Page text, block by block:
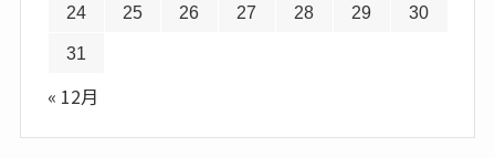
24 25 26 27 28 29 30
31
« 12月